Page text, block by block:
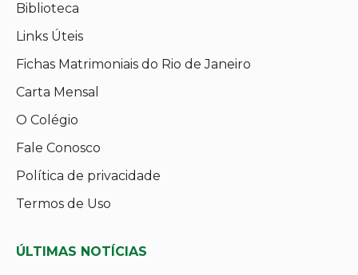
Biblioteca
Links Úteis
Fichas Matrimoniais do Rio de Janeiro
Carta Mensal
O Colégio
Fale Conosco
Política de privacidade
Termos de Uso
ÚLTIMAS NOTÍCIAS